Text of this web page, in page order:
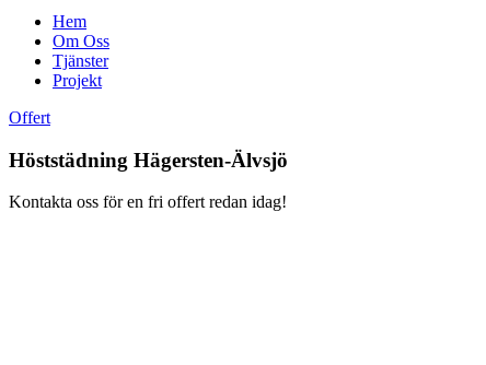
Hem
Om Oss
Tjänster
Projekt
Offert
Höststädning Hägersten-Älvsjö
Kontakta oss för en fri offert redan idag!